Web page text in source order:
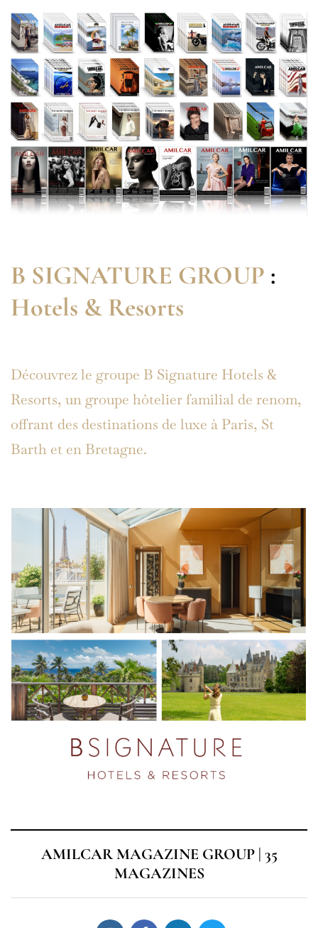
B SIGNATURE GROUP :
Hotels & Resorts
Découvrez le groupe B Signature Hotels &
Resorts, un groupe hôtelier familial de renom,
offrant des destinations de luxe à Paris, St
Barth et en Bretagne.
AMILCAR MAGAZINE GROUP | 35
MAGAZINES